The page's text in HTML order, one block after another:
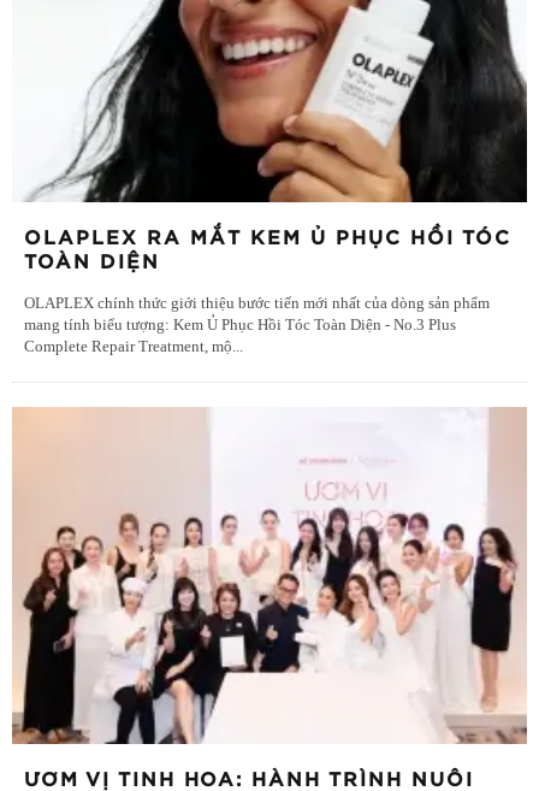
OLAPLEX RA MẮT KEM Ủ PHỤC HỒI TÓC
TOÀN DIỆN
OLAPLEX chính thức giới thiệu bước tiến mới nhất của dòng sản phẩm
mang tính biểu tượng: Kem Ủ Phục Hồi Tóc Toàn Diện - No.3 Plus
Complete Repair Treatment, mộ...
ƯƠM VỊ TINH HOA: HÀNH TRÌNH NUÔI